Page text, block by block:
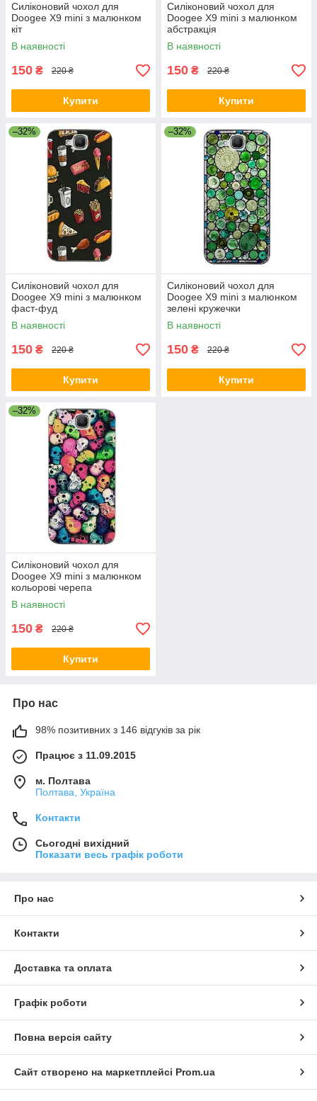
Силіконовий чохол для
Doogee X9 mini з малюнком
кіт
В наявності
150 ₴ 220 ₴
Купити
Силіконовий чохол для
Doogee X9 mini з малюнком
абстракція
В наявності
150 ₴ 220 ₴
Купити
–32%
Силіконовий чохол для
Doogee X9 mini з малюнком
фаст-фуд
В наявності
150 ₴ 220 ₴
Купити
–32%
Силіконовий чохол для
Doogee X9 mini з малюнком
зелені кружечки
В наявності
150 ₴ 220 ₴
Купити
–32%
Силіконовий чохол для
Doogee X9 mini з малюнком
кольорові черепа
В наявності
150 ₴ 220 ₴
Купити
Про нас
98% позитивних з 146 відгуків за рік
Працює з 11.09.2015
м. Полтава
Полтава, Україна
Контакти
Сьогодні вихідний
Показати весь графік роботи
Про нас
Контакти
Доставка та оплата
Графік роботи
Повна версія сайту
Сайт створено на маркетплейсі Prom.ua